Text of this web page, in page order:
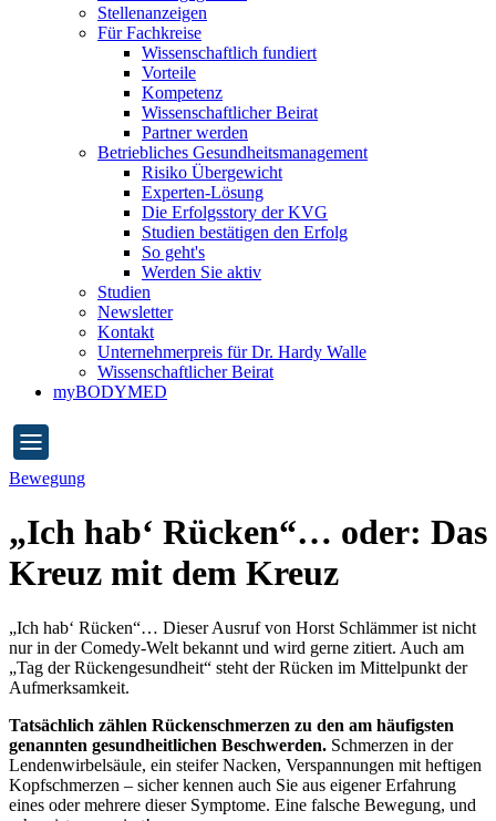
Stellenanzeigen
Für Fachkreise
Wissenschaftlich fundiert
Vorteile
Kompetenz
Wissenschaftlicher Beirat
Partner werden
Betriebliches Gesundheitsmanagement
Risiko Übergewicht
Experten-Lösung
Die Erfolgsstory der KVG
Studien bestätigen den Erfolg
So geht's
Werden Sie aktiv
Studien
Newsletter
Kontakt
Unternehmerpreis für Dr. Hardy Walle
Wissenschaftlicher Beirat
myBODYMED
Bewegung
„Ich hab‘ Rücken“… oder: Das
Kreuz mit dem Kreuz
„Ich hab‘ Rücken“… Dieser Ausruf von Horst Schlämmer ist nicht
nur in der Comedy-Welt bekannt und wird gerne zitiert. Auch am
„Tag der Rückengesundheit“ steht der Rücken im Mittelpunkt der
Aufmerksamkeit.
Tatsächlich zählen Rückenschmerzen zu den am häufigsten
genannten gesundheitlichen Beschwerden. Schmerzen in der
Lendenwirbelsäule, ein steifer Nacken, Verspannungen mit heftigen
Kopfschmerzen – sicher kennen auch Sie aus eigener Erfahrung
eines oder mehrere dieser Symptome. Eine falsche Bewegung, und